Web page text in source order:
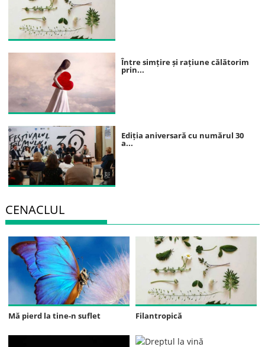
Între simțire și rațiune călătorim
prin...
Ediția aniversară cu numărul 30
a...
CENACLUL
Mă pierd la tine-n suflet Filantropică